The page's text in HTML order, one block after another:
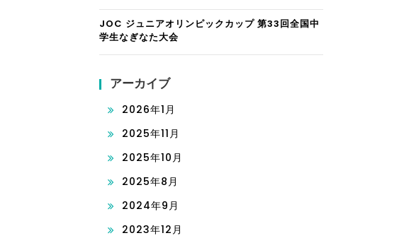
JOC ジュニアオリンピックカップ 第33回全国中
学生なぎなた大会
アーカイブ
2026年1月
2025年11月
2025年10月
2025年8月
2024年9月
2023年12月